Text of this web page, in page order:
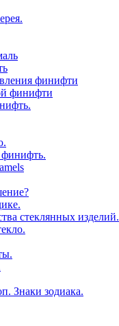
финифти
финифти
стеклянных изделий.
Знаки зодиака.